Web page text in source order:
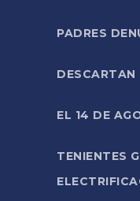
PADRES
EL 14 DE
TENIENTES